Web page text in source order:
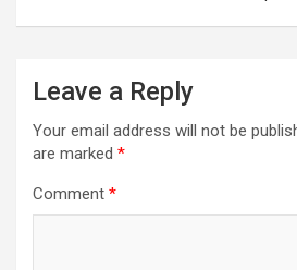
Leave a Reply
Your email address will not be
are marked *
Comment *